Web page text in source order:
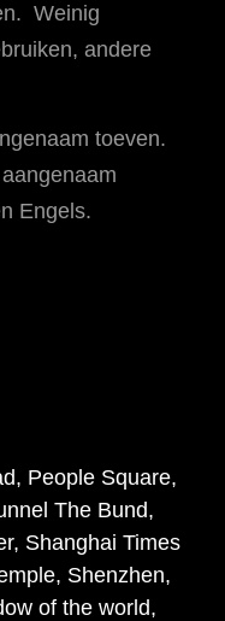
Weinig
andere
toeven.
Engels.
People Square,
The Bund,
Shanghai Times
Shenzhen,
of the world,